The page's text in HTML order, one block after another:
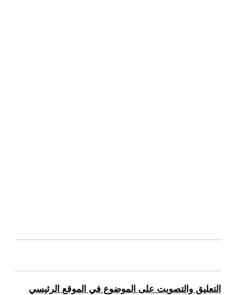
التعليق والتصويت على الموضوع في الموقع الرئيسي